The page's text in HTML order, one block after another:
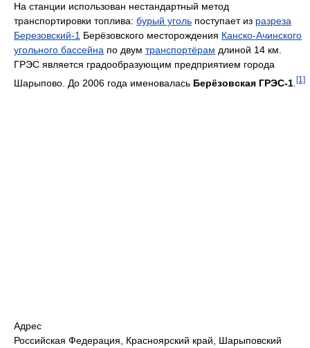
На станции использован нестандартный метод
транспортировки топлива: бурый уголь поступает из разреза
Березовский-1 Берёзовского месторождения Канско-Ачинского
угольного бассейна по двум транспортёрам длиной 14 км.
ГРЭС является градообразующим предприятием города
Шарыпово. До 2006 года именовалась Берёзовская ГРЭС-1 [1]
Адрес
Российская Федерация, Красноярский край, Шарыповский